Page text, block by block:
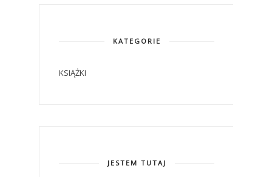
KATEGORIE
KSIĄŻKI
JESTEM TUTAJ